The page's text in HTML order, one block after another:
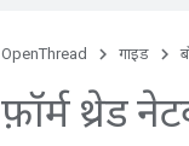
OpenThread गाइड
फ़ॉर्म थ्रेड